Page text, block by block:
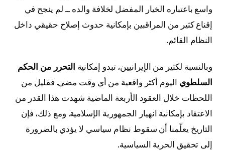
واسع باعتباره الخيار المفضل لخلافة والده ــ لم ينجح في
إقناع كثير من المراقبين بإمكانية حدوث إصلاح حقيقي داخل
النظام القائم.
وبالنسبة لكثير من الإيرانيين، تبدو إمكانية التحرر من الحكم
السلطوي اليوم أكثر واقعية من أي وقت مضى. فقليل من
اللحظات خلال العقود الأربعة الماضية شهدت هذا القدر من
الاعتقاد بإمكانية انهيار الجمهورية الإسلامية. ومع ذلك، فإن
التاريخ يعلّمنا أن سقوط نظام سياسي لا يؤدي بالضرورة
إلى تحقيق الحرية السياسية.